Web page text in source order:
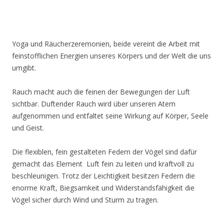
Yoga und Räucherzeremonien, beide vereint die Arbeit mit
feinstofflichen Energien unseres Körpers und der Welt die uns
umgibt.
Rauch macht auch die feinen der Bewegungen der Luft
sichtbar. Duftender Rauch wird über unseren Atem
aufgenommen und entfaltet seine Wirkung auf Körper, Seele
und Geist.
Die flexiblen, fein gestalteten Federn der Vögel sind dafür
gemacht das Element Luft fein zu leiten und kraftvoll zu
beschleunigen. Trotz der Leichtigkeit besitzen Federn die
enorme Kraft, Biegsamkeit und Widerstandsfähigkeit die
Vögel sicher durch Wind und Sturm zu tragen.